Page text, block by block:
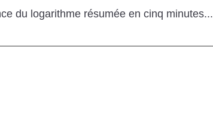
du logarithme résumée en cinq minutes...